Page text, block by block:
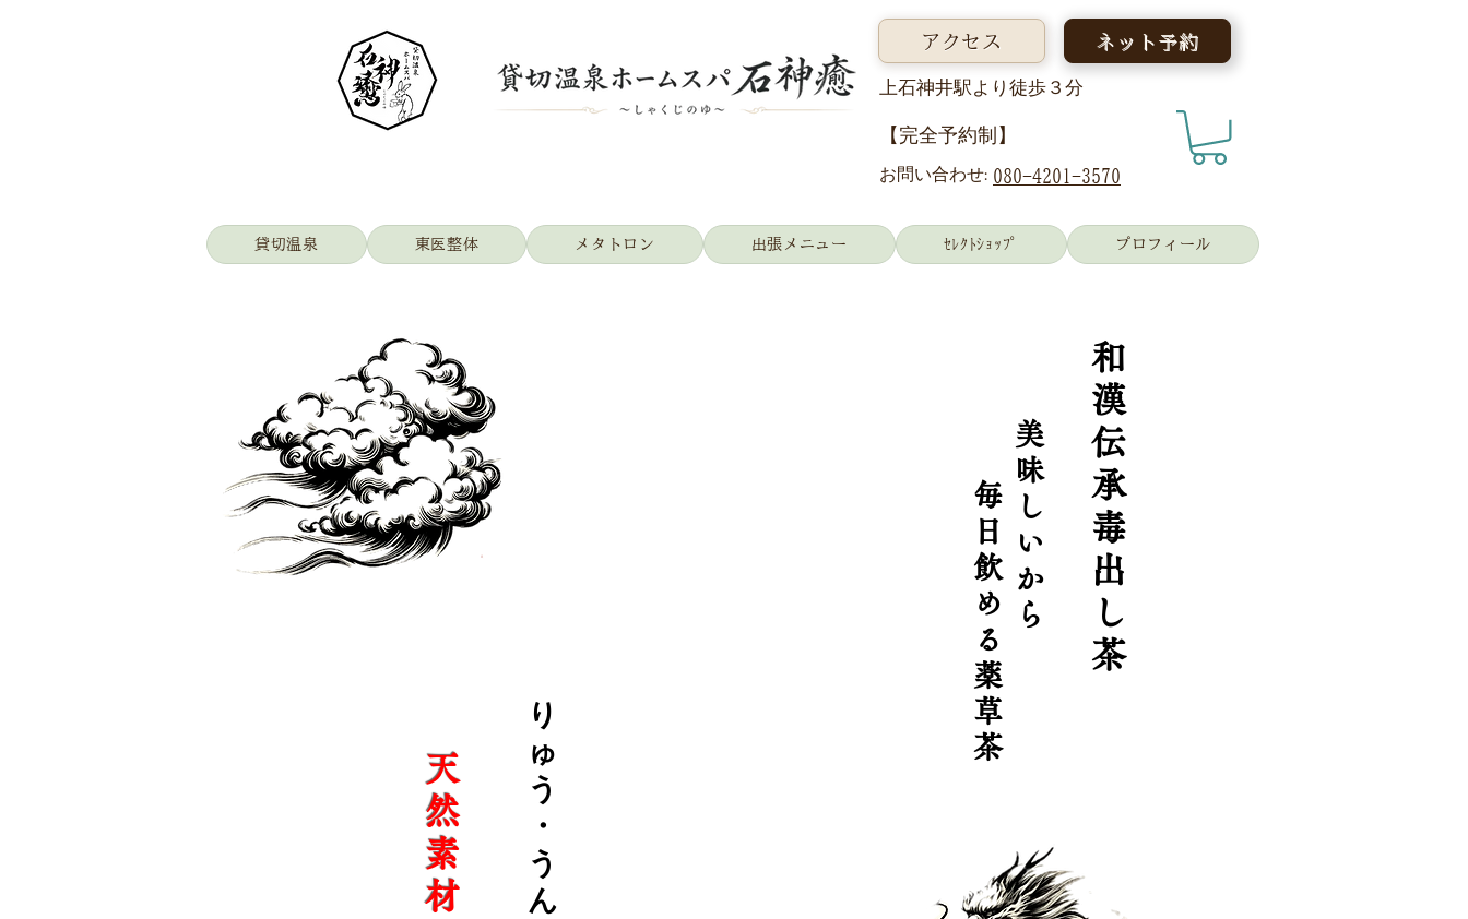
アクセス ネット予約
上石神井駅より徒歩３分
【完全予約制】
080-4201-3570
お問い合わせ:
貸切温泉 東医整体 メタトロン 出張メニュー ｾﾚｸﾄｼｮｯﾌﾟ プロフィール
天
然
素
材
和
漢
伝
承
毒
出
し
茶
毎
日
飲
め
る
薬
草
茶
美
味
し
い
か
ら
り
ゅ
う
・
う
ん